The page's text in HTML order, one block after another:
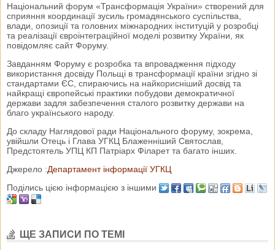
Національний форум «Трансформація України» створений для
сприяння координації зусиль громадянського суспільства,
влади, опозиції та головних міжнародних інституцій у розробці
та реалізації євроінтеграційної моделі розвитку України, як
повідомляє сайт Форуму.
Завданням Форуму є розробка та впровадження підходу
використання досвіду Польщі в трансформації країни згідно зі
стандартами ЄС, спираючись на найкорисніший досвід та
найкращі європейські практики побудови демократичної
держави задля забезпечення сталого розвитку держави на
благо українського народу.
До складу Наглядової ради Національного форуму, зокрема,
увійшли Отець і Глава УГКЦ Блаженніший Святослав,
Предстоятель УПЦ КП Патріарх Філарет та багато інших.
Джерело :Департамент інформації УГКЦ
Поділись цією інформацією з іншими
ЩЕ ЗАПИСИ ПО ТЕМІ